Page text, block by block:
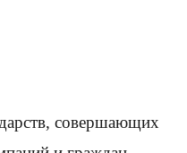
совершающих